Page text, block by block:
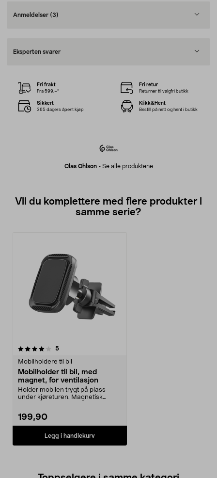
Anmeldelser (3)
Eksperten svarer
Clas Ohlson- Se alle produktene
Fri frakt
Fra 599,–*
Fri retur
Returner til valgfri butikk
Sikkert
365 dagers åpent kjøp
Klikk&Hent
Bestill på nett og hent i butikk
Vil du komplettere med flere produkter i
samme serie?
5anmeldelser
Mobilholdere til bil
Mobilholder til bil, med
magnet, for ventilasjon
Holder mobilen trygt på plass
under kjøreturen. Magnetisk
199,90
Legg i handlekurv